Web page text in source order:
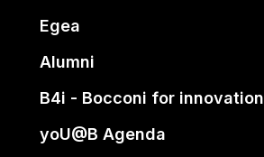
Egea
Alumni
B4i - Bocconi for innovation
yoU@B Agenda